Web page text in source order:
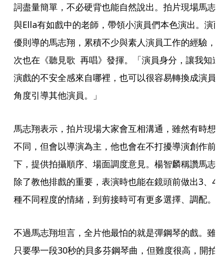
詞盡量簡單，不必硬背也能自然說出。拍片現場馬志
與Ella有如戲中的老師，帶領小演員們本色演出。演
優則導的馬志翔，累積不少與素人演員工作的經驗，
次也在《聽見歌  再唱》發揮。「演員身分，讓我知
演戲的不安全感來自哪裡，也可以很容易轉換成演員
角度引導其他演員。」
馬志翔表示，拍片現場大家會互相溝通，雖然有時想
不同，但會以導演為主，他也會在不打擾導演創作前
下，提供拍攝順序、場面調度意見。楊智麟稱讚馬志
除了教他排戲的重要，表演時也能在鏡頭前做出3、4
種不同程度的情緒，到剪接時可有更多選擇、調配。
不過馬志翔坦言，全片他最怕的就是彈鋼琴的戲。雖
只要學一段30秒的貝多芬鋼琴曲，但難度很高，開拍